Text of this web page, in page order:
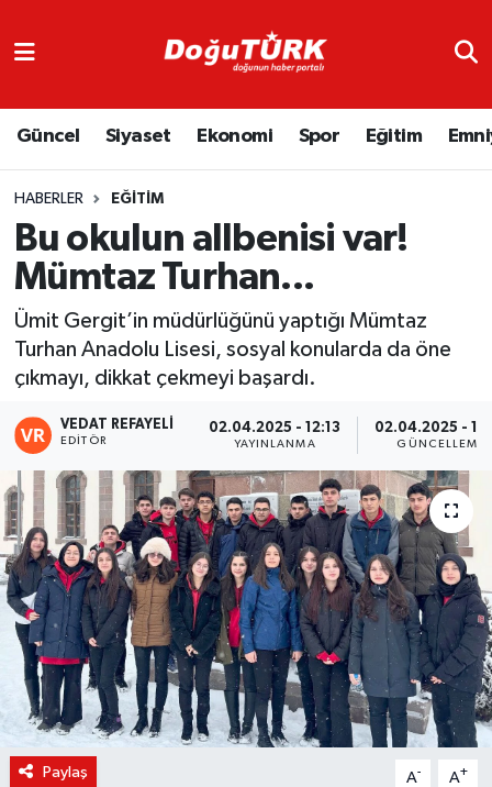
Güncel Siyaset Ekonomi Spor Eğitim
HABERLER EĞITIM
Bu okulun allbenisi var!
Mümtaz Turhan...
Ümit Gergit’in müdürlüğünü yaptığı Mümtaz
Turhan Anadolu Lisesi, sosyal konularda da öne
çıkmayı, dikkat çekmeyi başardı.
VEDAT REFAYELİ
EDITÖR
02.04.2025 - 12:13
YAYINLANMA
02.04.2025 -
GÜNCELLEME
Paylaş A- A+
Asayiş
Bölge
Eğitim
GENEL
Güncel
KÜLTÜR-SANAT
Magazin
Medya
Politika
Sağlık
Trafik Durumu
Süper Lig Puan Durumu ve Fikstür
Tüm Manşetler